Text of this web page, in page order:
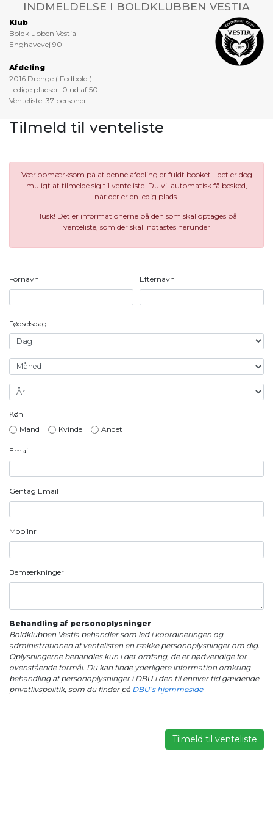
INDMELDELSE I BOLDKLUBBEN VESTIA
Klub
Boldklubben Vestia
Enghavevej 90
Afdeling
2016 Drenge ( Fodbold )
Ledige pladser: 0 ud af 50
Venteliste: 37 personer
Tilmeld til venteliste
Vær opmærksom på at denne afdeling er fuldt booket - det er dog
muligt at tilmelde sig til venteliste. Du vil automatisk få besked,
når der er en ledig plads.
Husk! Det er informationerne på den som skal optages på
venteliste, som der skal indtastes herunder
Fornavn Efternavn
Fødselsdag
Køn
Mand
Kvinde Andet
Email
Gentag Email
Mobilnr
Bemærkninger
Behandling af personoplysninger
Boldklubben Vestia behandler som led i koordineringen og
administrationen af ventelisten en række personoplysninger om dig.
Oplysningerne behandles kun i det omfang, de er nødvendige for
ovenstående formål. Du kan finde yderligere information omkring
behandling af personoplysninger i DBU i den til enhver tid gældende
privatlivspolitik, som du finder på DBU’s hjemmeside